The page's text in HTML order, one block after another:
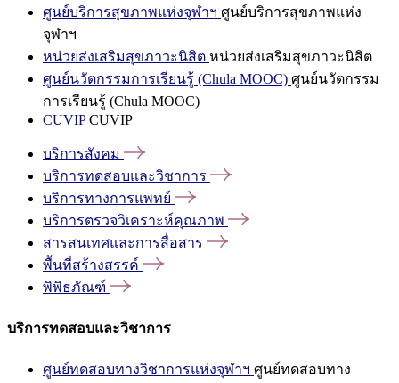
ศูนย์บริการสุขภาพแห่งจุฬาฯ ศูนย์บริการสุขภาพแห่ง
จุฬาฯ
หน่วยส่งเสริมสุขภาวะนิสิต หน่วยส่งเสริมสุขภาวะนิสิต
ศูนย์นวัตกรรมการเรียนรู้ (Chula MOOC) ศูนย์นวัตกรรม
การเรียนรู้ (Chula MOOC)
CUVIPCUVIP
บริการสังคม
บริการทดสอบและวิชาการ
บริการทางการแพทย์
บริการตรวจวิเคราะห์คุณภาพ
สารสนเทศและการสื่อสาร
พื้นที่สร้างสรรค์
พิพิธภัณฑ์
บริการทดสอบและวิชาการ
ศูนย์ทดสอบทางวิชาการแห่งจุฬาฯ ศูนย์ทดสอบทาง